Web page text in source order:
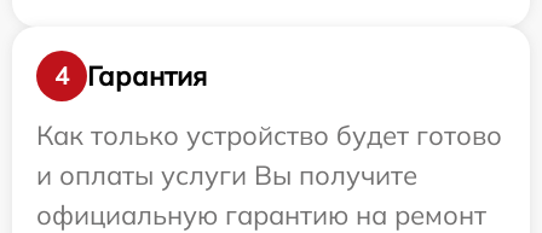
4
Гарантия
Как только устройство будет готово
и оплаты услуги Вы получите
официальную гарантию на ремонт